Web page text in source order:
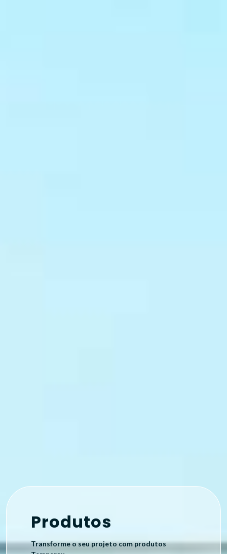
Produtos
Transforme o seu projeto com produtos